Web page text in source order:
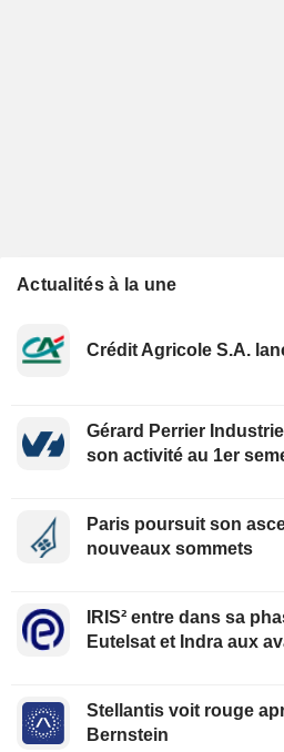
Actualités à la une
Crédit Agricole S.A.
Gérard Perrier
son activité au 1er
Paris poursuit son
nouveaux sommets
IRIS² entre dans sa
Eutelsat et Indra aux
Stellantis voit rouge
Bernstein